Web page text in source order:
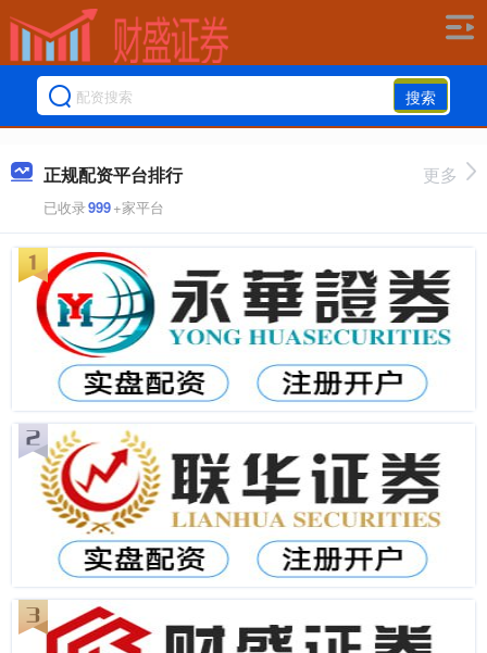
搜索
正规配资平台排行
已收录999+家平台
更多